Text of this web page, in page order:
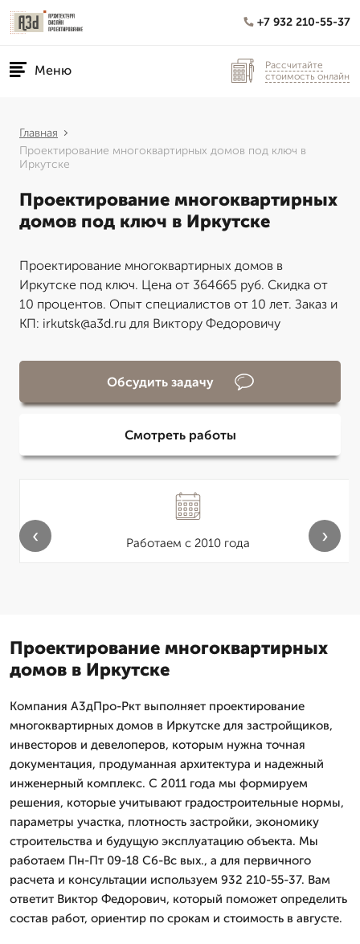
+7 932 210-55-37
Меню
Рассчитайте
стоимость онлайн
Главная
Проектирование многоквартирных домов под ключ в
Иркутске
Проектирование многоквартирных
домов под ключ в Иркутске
Проектирование многоквартирных домов в
Иркутске под ключ. Цена от 364665 руб. Скидка от
10 процентов. Опыт специалистов от 10 лет. Заказ и
КП: irkutsk@a3d.ru для Виктору Федоровичу
Обсудить задачу
Смотреть работы
Работаем с 2010 года
‹ ›
Проектирование многоквартирных
домов в Иркутске
Компания А3дПро-Ркт выполняет проектирование
многоквартирных домов в Иркутске для застройщиков,
инвесторов и девелоперов, которым нужна точная
документация, продуманная архитектура и надежный
инженерный комплекс. С 2011 года мы формируем
решения, которые учитывают градостроительные нормы,
параметры участка, плотность застройки, экономику
строительства и будущую эксплуатацию объекта. Мы
работаем Пн-Пт 09-18 Сб-Вс вых., а для первичного
расчета и консультации используем 932 210-55-37. Вам
ответит Виктор Федорович, который поможет определить
состав работ, ориентир по срокам и стоимость в августе.